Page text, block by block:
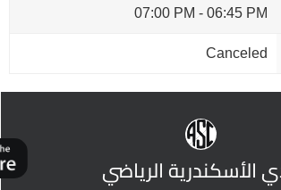
06:45 PM
-
07:00 PM
Canceled
الأسكندرية الرياضي